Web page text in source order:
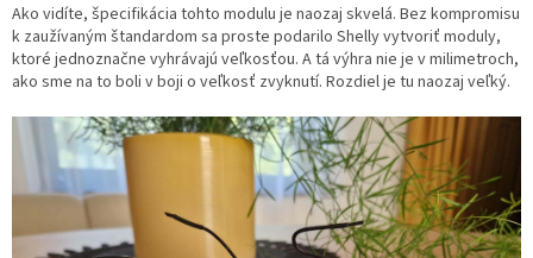
Ako vidíte, špecifikácia tohto modulu je naozaj skvelá. Bez kompromisu
k zaužívaným štandardom sa proste podarilo Shelly vytvoriť moduly,
ktoré jednoznačne vyhrávajú veľkosťou. A tá výhra nie je v milimetroch,
ako sme na to boli v boji o veľkosť zvyknutí. Rozdiel je tu naozaj veľký.